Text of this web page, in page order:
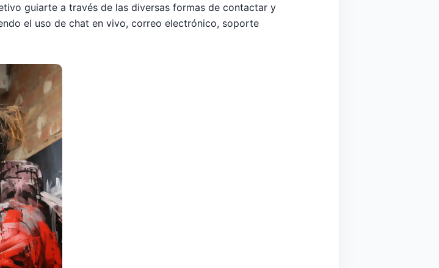
guiarte a través de las diversas formas de contactar y
el uso de chat en vivo, correo electrónico, soporte